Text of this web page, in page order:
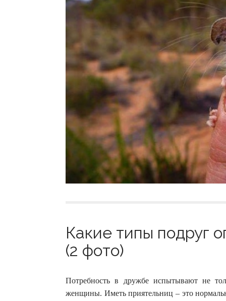
Какие типы подруг
(2 фото)
Потребность в дружбе испытывают не
женщины. Иметь приятельниц – это